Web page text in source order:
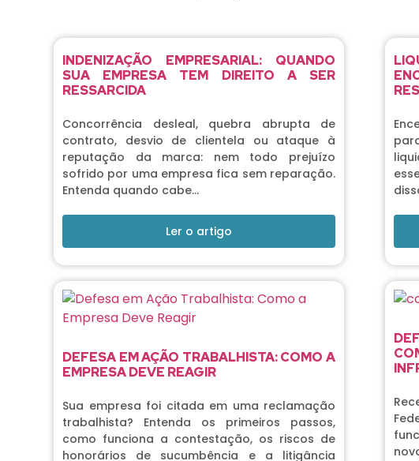
INDENIZAÇÃO EMPRESARIAL: QUANDO
SUA EMPRESA TEM DIREITO A SER
RESSARCIDA
Concorrência desleal, quebra abrupta de
contrato, desvio de clientela ou ataque à
reputação da marca: nem todo prejuízo
sofrido por uma empresa fica sem reparação.
Entenda quando cabe…
Ler o artigo
DEFESA EM AÇÃO TRABALHISTA: COMO A
EMPRESA DEVE REAGIR
Sua empresa foi citada em uma reclamação
trabalhista? Entenda os primeiros passos,
como funciona a contestação, os riscos de
honorários de sucumbência e a litigância